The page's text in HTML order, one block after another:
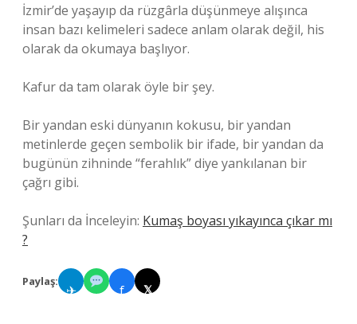
İzmir’de yaşayıp da rüzgârla düşünmeye alışınca
insan bazı kelimeleri sadece anlam olarak değil, his
olarak da okumaya başlıyor.
Kafur da tam olarak öyle bir şey.
Bir yandan eski dünyanın kokusu, bir yandan
metinlerde geçen sembolik bir ifade, bir yandan da
bugünün zihninde “ferahlık” diye yankılanan bir
çağrı gibi.
Şunları da İnceleyin: Kumaş boyası yıkayınca çıkar mı
?
Paylaş:
✈ f 𝕏